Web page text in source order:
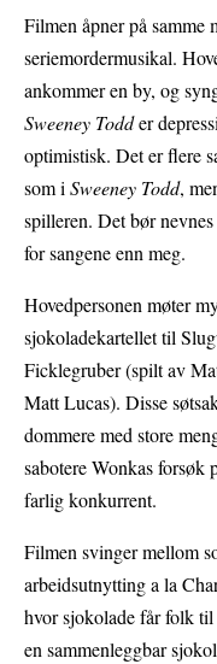
Filmen åpner på samme
seriemordermusikal.
ankommer en by, og
Sweeney Todder
optimistisk. Det er flere
som iSweeney Todd,
spilleren. Det bør
for sangene enn meg.
Hovedpersonen møter
sjokoladekartellet til
Ficklegruber (spilt av
Matt Lucas). Disse
dommere med store
sabotere Wonkas forsøk
farlig konkurrent.
Filmen svinger mellom
arbeidsutnytting a la
hvor sjokolade får folk
en sammenleggbar